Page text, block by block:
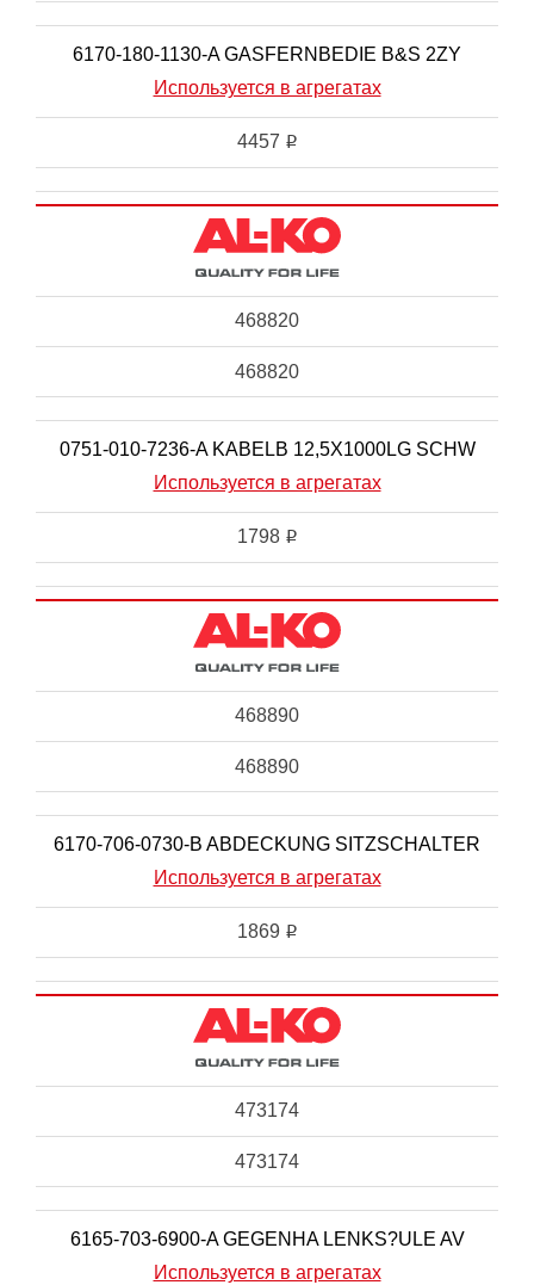
6170-180-1130-A GASFERNBEDIE B&S 2ZY
Используется в агрегатах
4457 i
468820
468820
0751-010-7236-A KABELB 12,5X1000LG SCHW
Используется в агрегатах
1798 i
468890
468890
6170-706-0730-B ABDECKUNG SITZSCHALTER
Используется в агрегатах
1869 i
473174
473174
6165-703-6900-A GEGENHA LENKS?ULE AV
Используется в агрегатах